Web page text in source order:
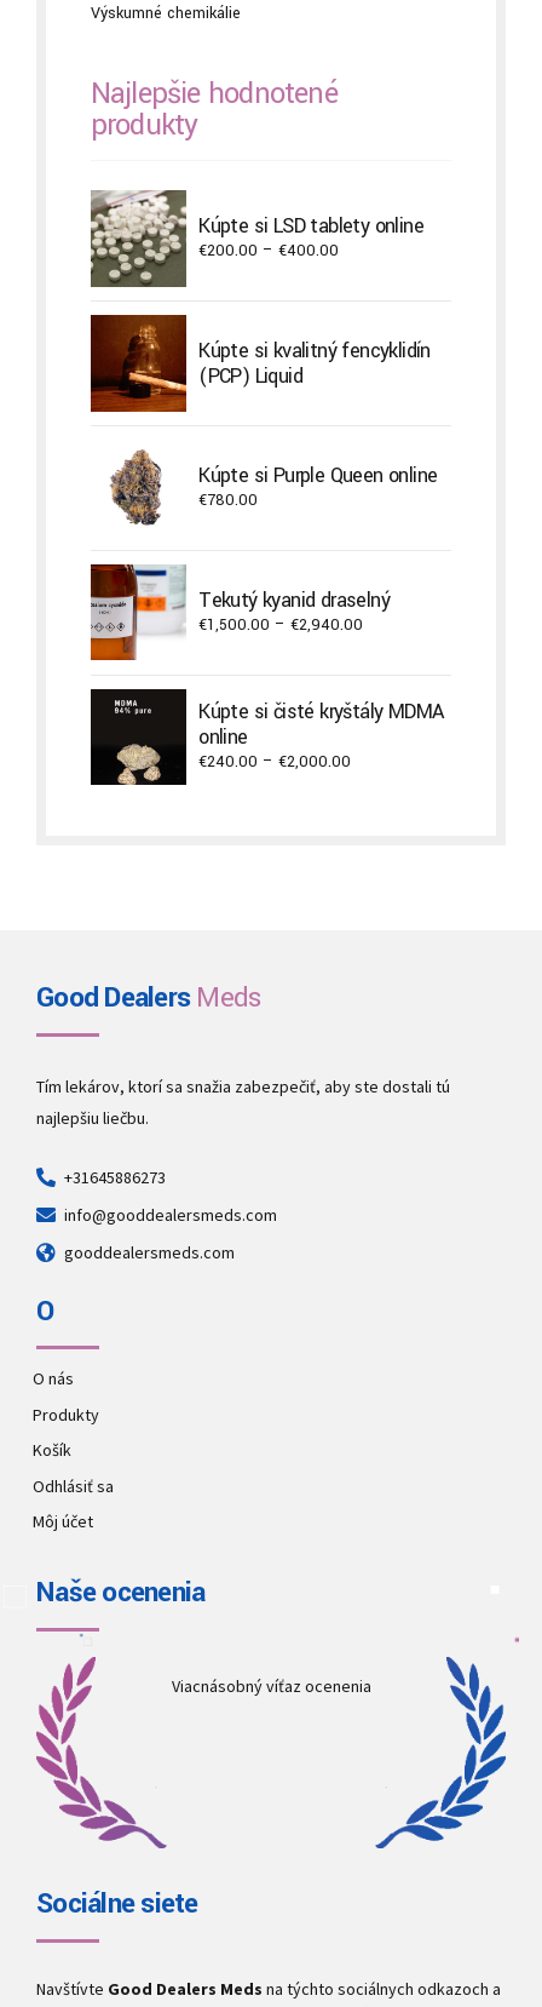
Výskumné chemikálie
Najlepšie hodnotené
produkty
Kúpte si LSD tablety online
€200.00 – €400.00
€400.00
Kúpte si kvalitný fencyklidín
(PCP) Liquid
Kúpte si Purple Queen online
€780.00
Tekutý kyanid draselný
€1,500.00 – €2,940.00
through
€2,940.00
Kúpte si čisté kryštály MDMA
online
€240.00 – €2,000.00
Good DealersMeds
Tím lekárov, ktorí sa snažia zabezpečiť, aby ste dostali tú
najlepšiu liečbu.
+31645886273
info@gooddealersmeds.com
gooddealersmeds.com
O
O nás
Produkty
Košík
Odhlásiť sa
Môj účet
Naše ocenenia
Viacnásobný víťaz ocenenia
Sociálne siete
Navštívte Good Dealers Meds na týchto sociálnych odkazoch a